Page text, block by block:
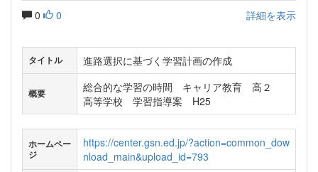
0 0 詳細を表示
タイトル 進路選択に基づく学習計画の作成
概要
総合的な学習の時間 キャリア教育 高２
高等学校 学習指導案 H25
ホームペー
ジ
https://center.gsn.ed.jp/?action=common_dow
nload_main&upload_id=793